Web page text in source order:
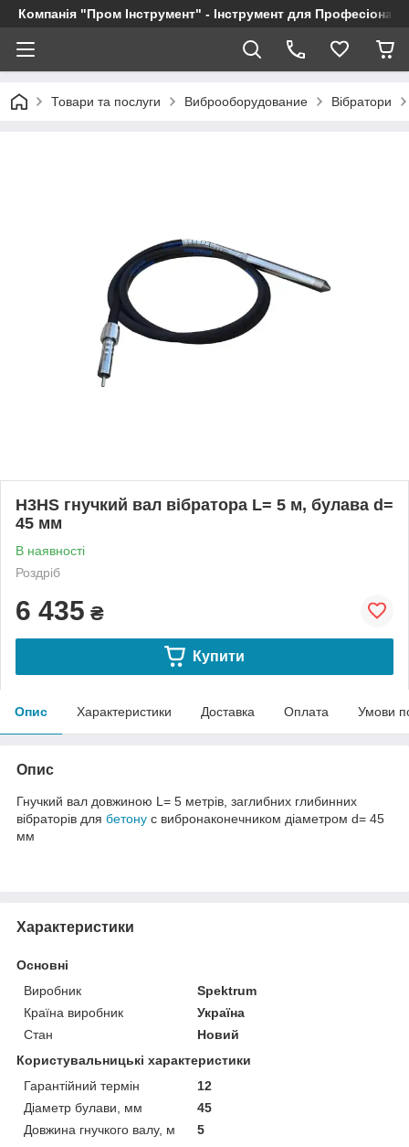
Компанія "Пром Інструмент" - Інструмент для
Товари та послуги Виброоборудование Вібратори
H3HS гнучкий вал вібратора L= 5 м, булава d=
45 мм
В наявності
Роздріб
6 435 ₴
Купити
Опис Характеристики Доставка Оплата Умови
Опис
Гнучкий вал довжиною L= 5 метрів, заглибних глибинних
вібраторів для бетону c вибронаконечником діаметром d= 45
мм
Характеристики
Основні
Виробник
Spektrum
Країна виробник
Україна
Стан
Новий
Користувальницькі характеристики
Гарантійний термін
12
Діаметр булави, мм
45
Довжина гнучкого валу, м
5